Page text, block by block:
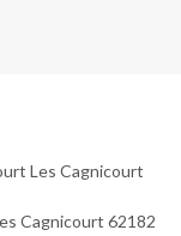
Les Cagnicourt
Cagnicourt 62182